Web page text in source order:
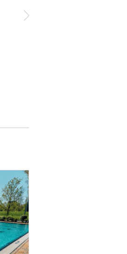
die Stadtwerke bestanden